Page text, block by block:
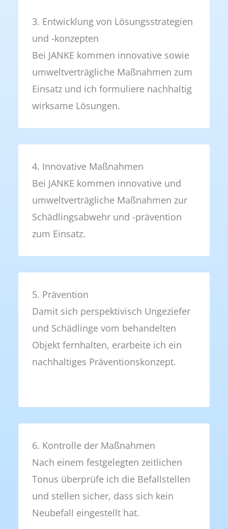
3. Entwicklung von Lösungsstrategien
und -konzepten
Bei JANKE kommen innovative sowie
umweltverträgliche Maßnahmen zum
Einsatz und ich formuliere nachhaltig
wirksame Lösungen.
4. Innovative Maßnahmen
Bei JANKE kommen innovative und
umweltverträgliche Maßnahmen zur
Schädlingsabwehr und -prävention
zum Einsatz.
5. Prävention
Damit sich perspektivisch Ungeziefer
und Schädlinge vom behandelten
Objekt fernhalten, erarbeite ich ein
nachhaltiges Präventionskonzept.
6. Kontrolle der Maßnahmen
Nach einem festgelegten zeitlichen
Tonus überprüfe ich die Befallstellen
und stellen sicher, dass sich kein
Neubefall eingestellt hat.